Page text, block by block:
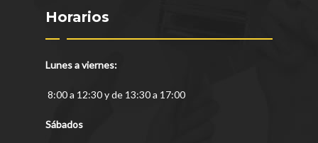
Horarios
Lunes a viernes:
8:00 a 12:30 y de 13:30 a 17:00
Sábados